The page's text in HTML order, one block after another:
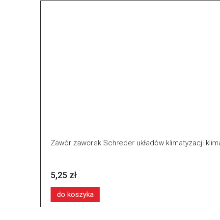
Zawór zaworek Schreder układów klimatyzacji
5,25 zł
do koszyka